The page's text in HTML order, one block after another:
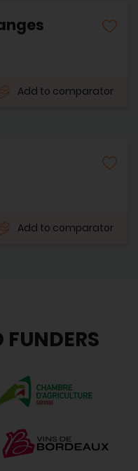
Add to comparator
Add to comparator
FUNDERS